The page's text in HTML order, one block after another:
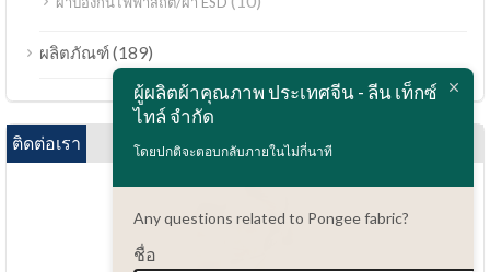
ผลิตภัณฑ์(189)
ติดต่อเรา
ผู้ผลิตผ้าคุณภาพ ประเทศจีน - ลีน เท็กซ์
ไทล์ จำกัด
โดยปกติจะตอบกลับภายในไม่กี่นาที
Any questions related to Pongee fabric?
ชื่อ
Русский
Türkçe
Bahasa Indonesia
Polski